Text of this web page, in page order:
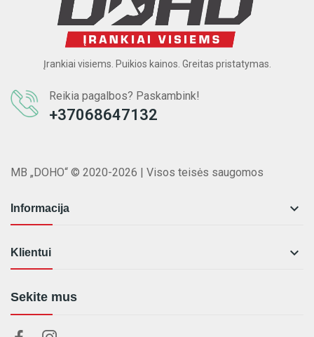
Įrankiai visiems. Puikios kainos. Greitas pristatymas.
Reikia pagalbos? Paskambink!
+37068647132
MB „DOHO“ © 2020-2026 | Visos teisės saugomos
Informacija 
Klientui 
Sekite mus